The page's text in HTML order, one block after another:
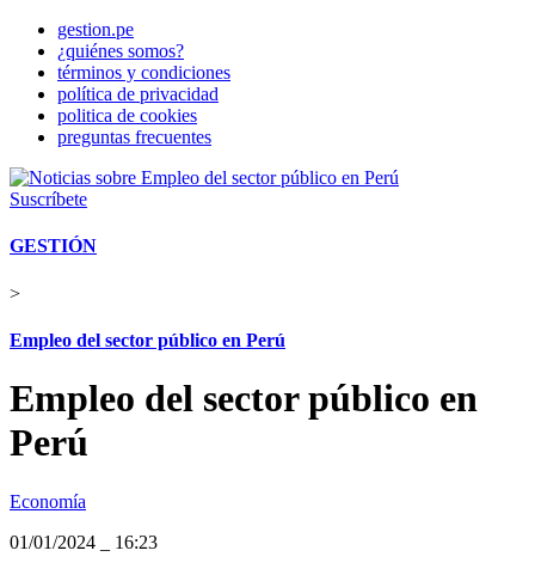
gestion.pe
¿quiénes somos?
términos y condiciones
política de privacidad
politica de cookies
preguntas frecuentes
Suscríbete
GESTIÓN
>
Empleo del sector público en Perú
Empleo del sector público en
Perú
Economía
01/01/2024
16:23